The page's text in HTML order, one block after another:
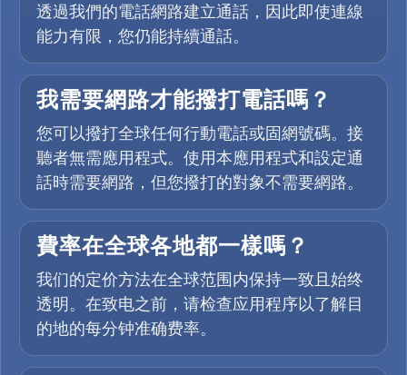
透過我們的電話網路建立通話，因此即使連線
能力有限，您仍能持續通話。
我需要網路才能撥打電話嗎？
您可以撥打全球任何行動電話或固網號碼。接
聽者無需應用程式。使用本應用程式和設定通
話時需要網路，但您撥打的對象不需要網路。
費率在全球各地都一樣嗎？
我们的定价方法在全球范围内保持一致且始终
透明。在致电之前，请检查应用程序以了解目
的地的每分钟准确费率。